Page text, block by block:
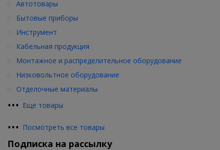
••• Еще товары
Автотовары
Бытовые приборы
Инструмент
Кабельная продукция
Монтажное и распределительное оборудование
Низковольтное оборудование
Отделочные материалы
••• Посмотреть все товары
Подписка на рассылку